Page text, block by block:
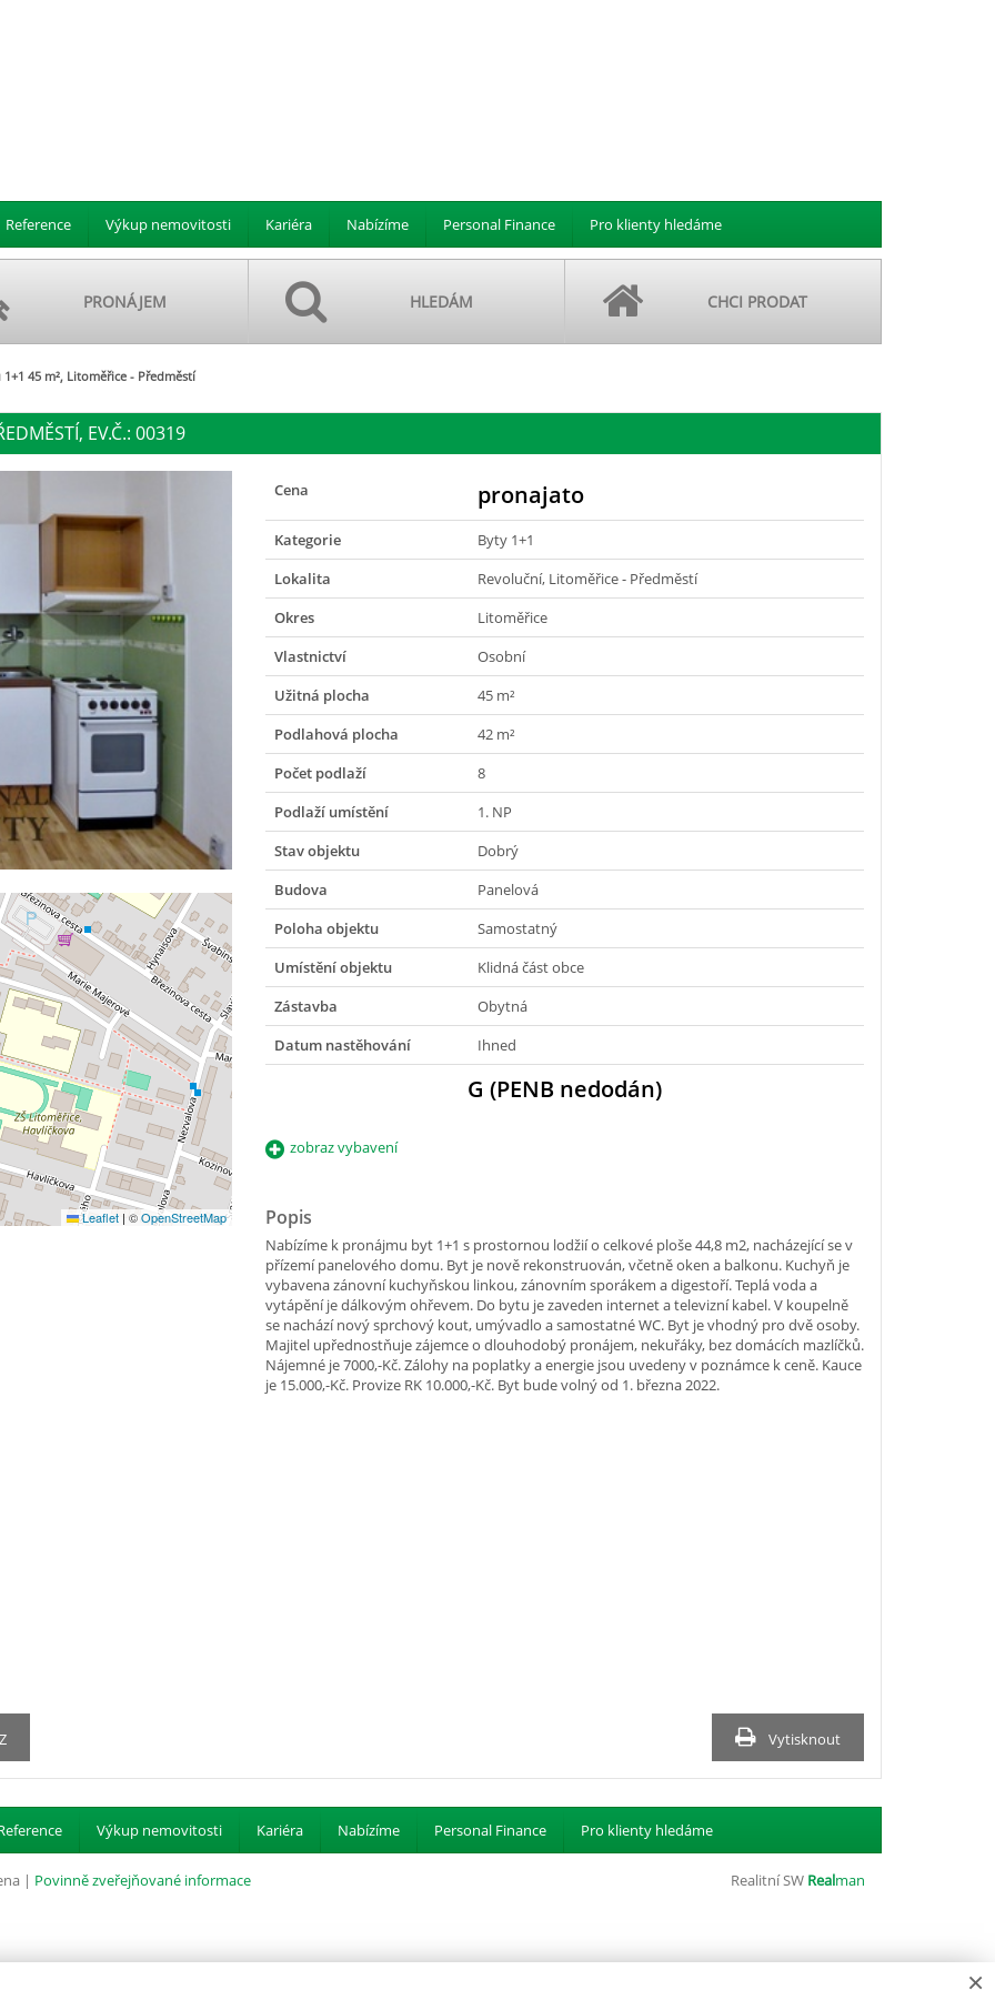
Reference Výkup nemovitosti Kariéra Nabízíme Personal Finance Pro klienty hledáme
PRONÁJEM HLEDÁM CHCI PRODAT
45 m², Litoměřice - Předměstí
EV.Č.: 00319
Leaflet | ©OpenStreetMap
Cena pronajato
Kategorie
Byty 1+1
Lokalita
Revoluční, Litoměřice - Předměstí
Okres
Litoměřice
Vlastnictví
Osobní
Užitná plocha
45 m²
Podlahová plocha
42 m²
Počet podlaží
8
Podlaží umístění
1. NP
Stav objektu
Dobrý
Budova
Panelová
Poloha objektu
Samostatný
Umístění objektu
Klidná část obce
Zástavba
Obytná
Datum nastěhování
Ihned
G (PENB nedodán)
zobraz vybavení
Popis
Nabízíme k pronájmu byt 1+1 s prostornou lodžií o celkové ploše 44,8 m2, nacházející se v
přízemí panelového domu. Byt je nově rekonstruován, včetně oken a balkonu. Kuchyň je
vybavena zánovní kuchyňskou linkou, zánovním sporákem a digestoří. Teplá voda a
vytápění je dálkovým ohřevem. Do bytu je zaveden internet a televizní kabel. V koupelně
se nachází nový sprchový kout, umývadlo a samostatné WC. Byt je vhodný pro dvě osoby.
Majitel upřednostňuje zájemce o dlouhodobý pronájem, nekuřáky, bez domácích mazlíčků.
Nájemné je 7000,-Kč. Zálohy na poplatky a energie jsou uvedeny v poznámce k ceně. Kauce
je 15.000,-Kč. Provize RK 10.000,-Kč. Byt bude volný od 1. března 2022.
Vytisknout
Výkup nemovitosti Kariéra Nabízíme Personal Finance Pro klienty hledáme
| Povinně zveřejňované informace Realitní SW Realman
×